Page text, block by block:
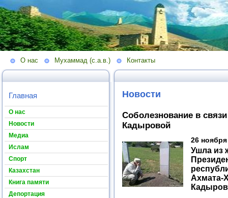
О нас Мухаммад (с.а.в.) Контакты
Главная
О нас
Новости
Медиа
Ислам
Спорт
Казахстан
Книга памяти
Депортация
Новости
Соболезнование в
Кадыровой
26 ноября
Ушла из
Ахмата-